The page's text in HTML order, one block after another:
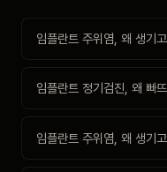
임플란트 주위염, 왜 생기
임플란트 정기검진, 왜 빠
임플란트 주위염, 왜 생기